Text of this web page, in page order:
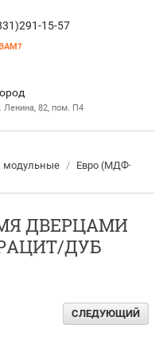
15-57
Ленина, 82, пом. П4
модульные / Евро
ДВЕРЦАМИ
ДУБ
СЛЕДУЮЩИЙ